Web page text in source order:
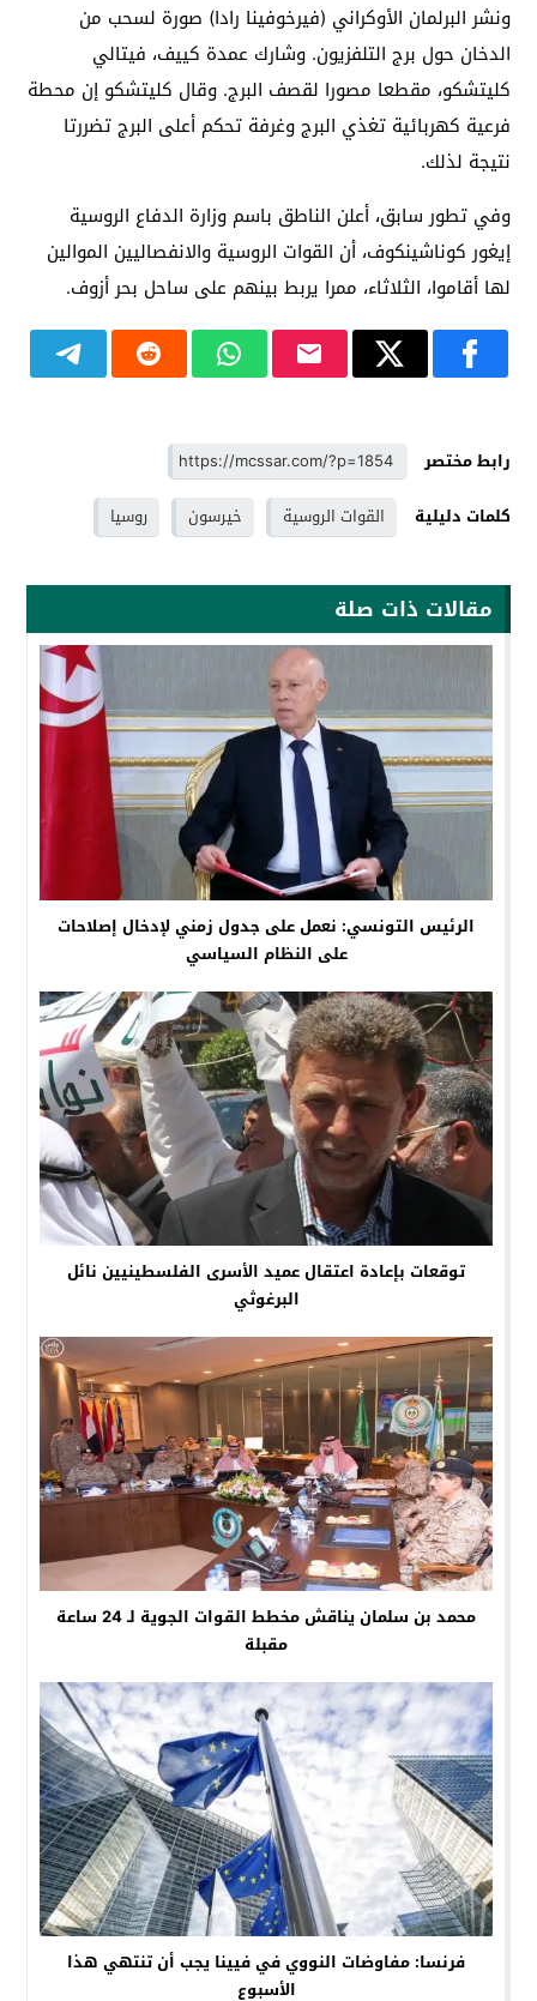
ونشر البرلمان الأوكراني (فيرخوفينا رادا) صورة لسحب من
الدخان حول برج التلفزيون. وشارك عمدة كييف، فيتالي
كليتشكو، مقطعا مصورا لقصف البرج. وقال كليتشكو إن محطة
فرعية كهربائية تغذي البرج وغرفة تحكم أعلى البرج تضررتا
نتيجة لذلك.
وفي تطور سابق، أعلن الناطق باسم وزارة الدفاع الروسية
إيغور كوناشينكوف، أن القوات الروسية والانفصاليين الموالين
لها أقاموا، الثلاثاء، ممرا يربط بينهم على ساحل بحر أزوف.
رابط مختصر
كلمات دليلية
القوات الروسية خيرسون روسيا
مقالات ذات صلة
الرئيس التونسي: نعمل على جدول زمني لإدخال إصلاحات
على النظام السياسي
توقعات بإعادة اعتقال عميد الأسرى الفلسطينيين نائل
البرغوثي
محمد بن سلمان يناقش مخطط القوات الجوية لـ 24 ساعة
مقبلة
فرنسا: مفاوضات النووي في فيينا يجب أن تنتهي هذا
الأسبوع